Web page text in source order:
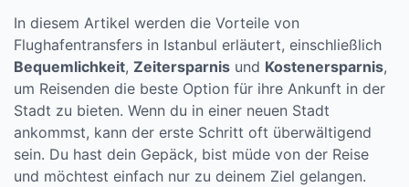
In diesem Artikel werden die Vorteile von
Flughafentransfers in Istanbul erläutert, einschließlich
Bequemlichkeit, Zeitersparnis und Kostenersparnis,
um Reisenden die beste Option für ihre Ankunft in der
Stadt zu bieten. Wenn du in einer neuen Stadt
ankommst, kann der erste Schritt oft überwältigend
sein. Du hast dein Gepäck, bist müde von der Reise
und möchtest einfach nur zu deinem Ziel gelangen.